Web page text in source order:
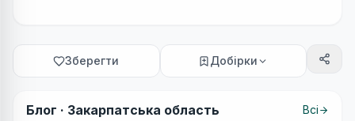
Зберегти Добірки
Блог · Закарпатська область Всі